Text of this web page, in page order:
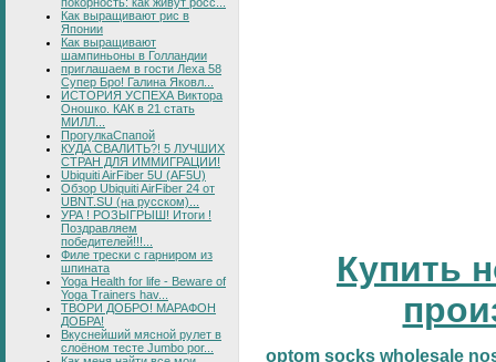
Как выращивают рис в
Японии
Как выращивают
шампиньоны в Голландии
приглашаем в гости Леха 58
Супер Бро! Галина Яковл...
ИСТОРИЯ УСПЕХА Виктора
Оношко. КАК в 21 стать
МИЛЛ...
ПрогулкаСпапой
КУДА СВАЛИТЬ?! 5 ЛУЧШИХ
СТРАН ДЛЯ ИММИГРАЦИИ!
Ubiquiti AirFiber 5U (AF5U)
Обзор Ubiquiti AirFiber 24 от
UBNT.SU (на русском)...
УРА ! РОЗЫГРЫШ! Итоги !
Поздравляем
победителей!!!...
Филе трески с гарниром из
шпината
Yoga Health for life - Beware of
Yoga Trainers hav...
ТВОРИ ДОБРО! МАРАФОН
ДОБРА!
Вкуснейший мясной рулет в
слоёном тесте Jumbo por...
Купить
optom socks wholesale